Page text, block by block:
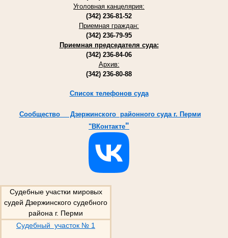
Уголовная канцелярия:
(342) 236-81-52
Приемная граждан:
(342) 236-79-95
Приемная председателя суда:
(342) 236-84-06
Архив:
(342) 236-80-88
Список телефонов суда
Cообщество Дзержинского районного суда г. Перми
"ВКонтакте"
Судебные участки мировых
судей Дзержинского судебного
района г. Перми
Судебный участок № 1